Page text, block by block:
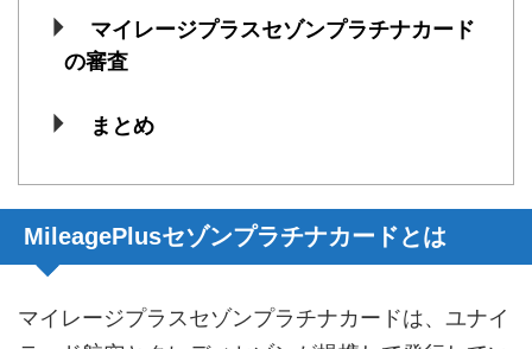
マイレージプラスセゾンプラチナカード
の審査
まとめ
MileagePlusセゾンプラチナカードとは
マイレージプラスセゾンプラチナカードは、ユナイ